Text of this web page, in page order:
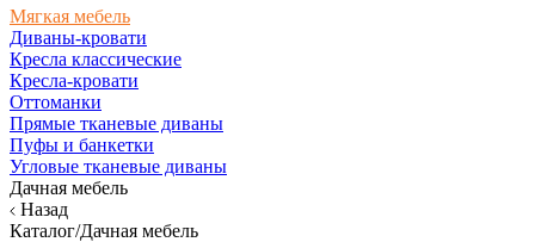
Мягкая мебель
Диваны-кровати
Кресла классические
Кресла-кровати
Оттоманки
Прямые тканевые диваны
Пуфы и банкетки
Угловые тканевые диваны
Дачная мебель
Назад
Каталог/Дачная мебель